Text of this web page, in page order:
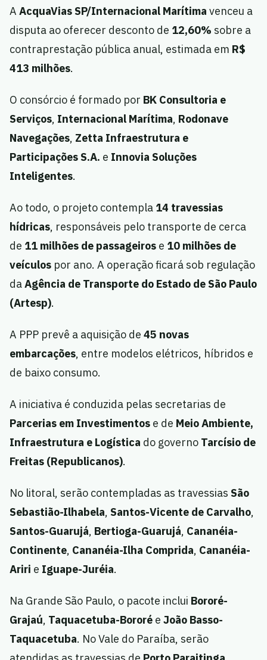
A AcquaVias SP/Internacional Marítima venceu a
disputa ao oferecer desconto de 12,60% sobre a
contraprestação pública anual, estimada em R$
413 milhões.
O consórcio é formado por BK Consultoria e
Serviços, Internacional Marítima, Rodonave
Navegações, Zetta Infraestrutura e
Participações S.A. e Innovia Soluções
Inteligentes.
Ao todo, o projeto contempla 14 travessias
hídricas, responsáveis pelo transporte de cerca
de 11 milhões de passageiros e 10 milhões de
veículos por ano. A operação ficará sob regulação
daAgência de Transporte do Estado de São Paulo
(Artesp).
A PPP prevê a aquisição de 45 novas
embarcações, entre modelos elétricos, híbridos e
de baixo consumo.
A iniciativa é conduzida pelas secretarias de
Parcerias em Investimentos e de Meio Ambiente,
Infraestrutura e Logística do governo Tarcísio de
Freitas (Republicanos).
No litoral, serão contempladas as travessias São
Sebastião-Ilhabela, Santos-Vicente de Carvalho,
Santos-Guarujá, Bertioga-Guarujá, Cananéia-
Continente, Cananéia-Ilha Comprida, Cananéia-
Ariri e Iguape-Juréia.
Na Grande São Paulo, o pacote inclui Bororé-
Grajaú, Taquacetuba-Bororé e João Basso-
Taquacetuba. No Vale do Paraíba, serão